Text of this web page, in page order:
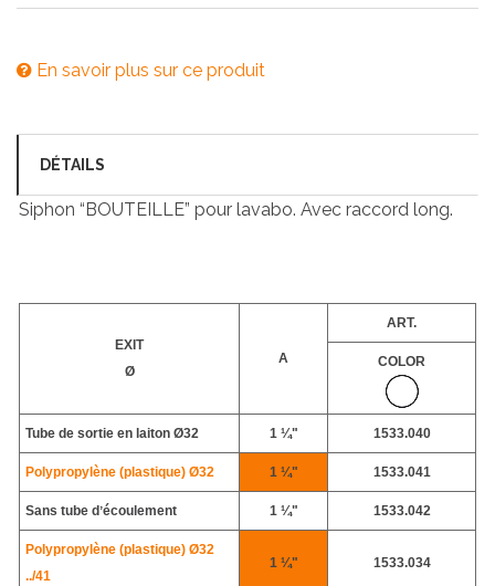
En savoir plus sur ce produit
DÉTAILS
Siphon “BOUTEILLE” pour lavabo. Avec raccord long.
EXIT
Ø
A
ART.
COLOR
Tube de sortie en laiton Ø32 1 ¼" 1533.040
Polypropylène (plastique) Ø32 1 ¼" 1533.041
Sans tube dʼécoulement 1 ¼" 1533.042
Polypropylène (plastique) Ø32
../41
1 ¼" 1533.034